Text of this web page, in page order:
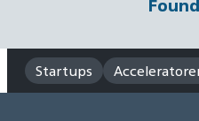
Startups